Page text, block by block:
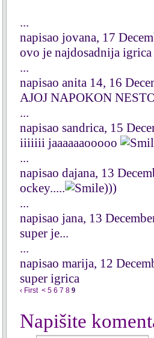
...
napisao jovana, 17
ovo je najdosadnija igrica
...
napisao anita 14, 16
AJOJ NAPOKON
...
napisao sandrica, 15
iiiiiii jaaaaaaooooo
...
napisao dajana, 13
ockey.....
)))
...
napisao jana, 13
super je...
...
napisao marija, 12
super igrica
‹ First < 5 6 7 8 9
Napišite